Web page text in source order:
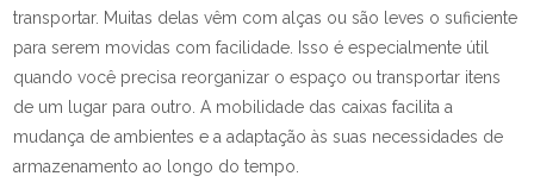
transportar. Muitas delas vêm com alças ou são leves o suficiente
para serem movidas com facilidade. Isso é especialmente útil
quando você precisa reorganizar o espaço ou transportar itens
de um lugar para outro. A mobilidade das caixas facilita a
mudança de ambientes e a adaptação às suas necessidades de
armazenamento ao longo do tempo.